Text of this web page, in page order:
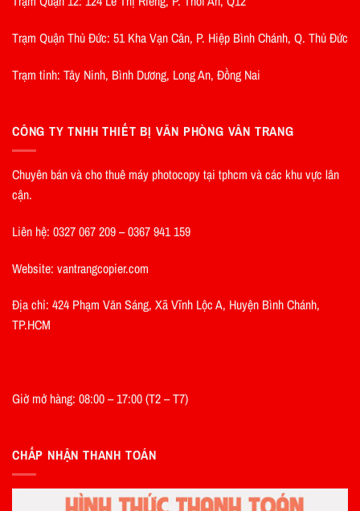
Trạm Quận Thủ Đức: 51 Kha Vạn Cân, P. Hiệp Bình Chánh, Q. Thủ Đức
Trạm tỉnh: Tây Ninh, Bình Dương, Long An, Đồng Nai
CÔNG TY TNHH THIẾT BỊ VĂN PHÒNG VÂN TRANG
Chuyên bán và cho thuê máy photocopy tại tphcm và các khu vực lân
cận.
Liên hệ: 0327 067 209 – 0367 941 159
Website: vantrangcopier.com
Địa chỉ: 424 Phạm Văn Sáng, Xã Vĩnh Lộc A, Huyện Bình Chánh,
TP.HCM
Giờ mở hàng: 08:00 – 17:00 (T2 – T7)
CHẤP NHẬN THANH TOÁN